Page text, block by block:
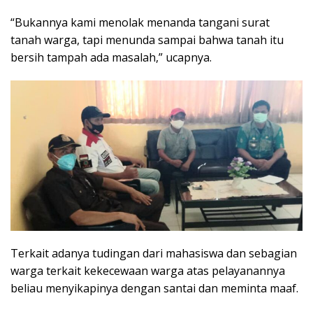
“Bukannya kami menolak menanda tangani surat
tanah warga, tapi menunda sampai bahwa tanah itu
bersih tampah ada masalah,” ucapnya.
Terkait adanya tudingan dari mahasiswa dan sebagian
warga terkait kekecewaan warga atas pelayanannya
beliau menyikapinya dengan santai dan meminta maaf.